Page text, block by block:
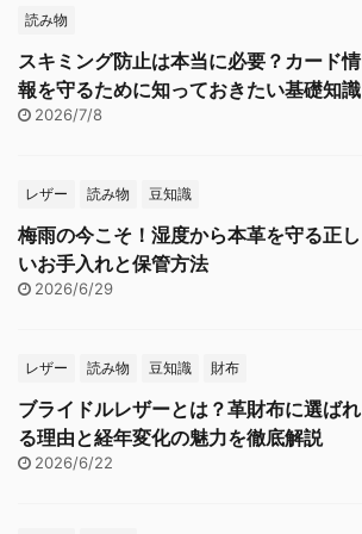
読み物
スキミング防止は本当に必要？カード情
報を守るために知っておきたい基礎知識
2026/7/8
レザー 読み物 豆知識
梅雨の今こそ！湿度から本革を守る正し
いお手入れと保管方法
2026/6/29
レザー 読み物 豆知識 財布
ブライドルレザーとは？革財布に選ばれ
る理由と経年変化の魅力を徹底解説
2026/6/22